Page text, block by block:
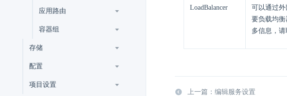
应用路由
容器组
存储
配置
项目设置
LoadBalancer
可以通过外
要负载均
多信息，请
上一篇：编辑服务设置